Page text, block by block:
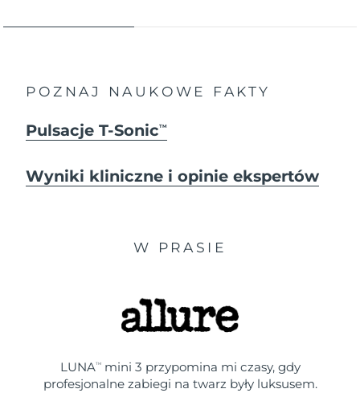
POZNAJ NAUKOWE FAKTY
Pulsacje T-SonicTM
Wyniki kliniczne i opinie ekspertów
W PRASIE
LUNATMmini 3 przypomina mi czasy, gdy
profesjonalne zabiegi na twarz były luksusem.